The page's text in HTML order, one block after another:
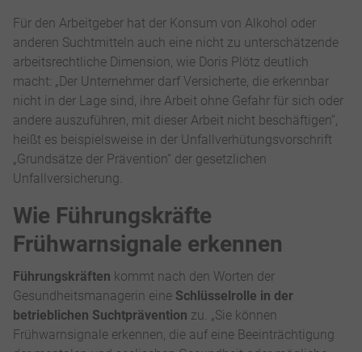
Für den Arbeitgeber hat der Konsum von Alkohol oder
anderen Suchtmitteln auch eine nicht zu unterschätzende
arbeitsrechtliche Dimension, wie Doris Plötz deutlich
macht: „Der Unternehmer darf Versicherte, die erkennbar
nicht in der Lage sind, ihre Arbeit ohne Gefahr für sich oder
andere auszuführen, mit dieser Arbeit nicht beschäftigen“,
heißt es beispielsweise in der Unfallverhütungsvorschrift
„Grundsätze der Prävention“ der gesetzlichen
Unfallversicherung.
Wie Führungskräfte
Frühwarnsignale erkennen
Führungskräften kommt nach den Worten der
Gesundheitsmanagerin eine Schlüsselrolle in der
betrieblichen Suchtprävention zu. „Sie können
Frühwarnsignale erkennen, die auf eine Beeinträchtigung